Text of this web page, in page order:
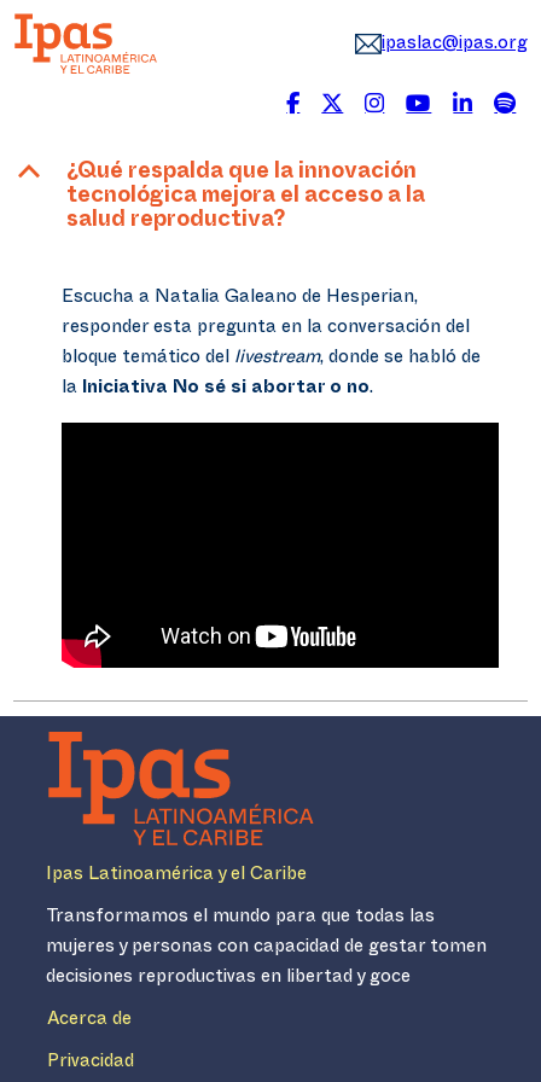
ipaslac@ipas.org
B ¿Qué respalda que la innovación
tecnológica mejora el acceso a la
salud reproductiva?
Escucha a Natalia Galeano de Hesperian,
responder esta pregunta en la conversación del
bloque temático del livestream, donde se habló de
la Iniciativa No sé si abortar o no.
Ipas Latinoamérica y el Caribe
Transformamos el mundo para que todas las
mujeres y personas con capacidad de gestar tomen
decisiones reproductivas en libertad y goce
Acerca de
Privacidad